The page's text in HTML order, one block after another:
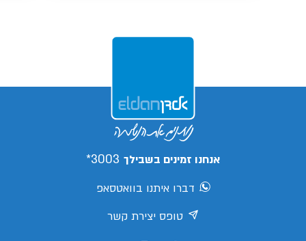
אנחנו זמינים בשבילך 3003*
דברו איתנו בוואטסאפ
טופס יצירת קשר